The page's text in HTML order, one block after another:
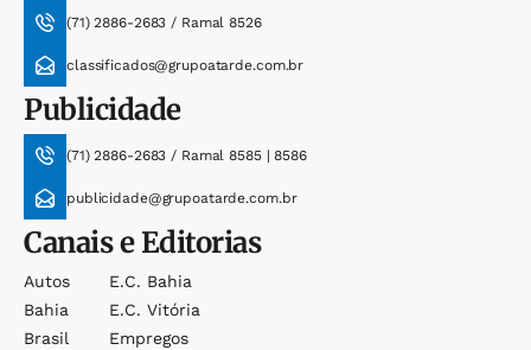
(71) 2886-2683 / Ramal 8526
classificados@grupoatarde.com.br
Publicidade
(71) 2886-2683 / Ramal 8585 | 8586
publicidade@grupoatarde.com.br
Canais e Editorias
Autos
Bahia
Brasil
E.c. Bahia
E.c. Vitória
Empregos